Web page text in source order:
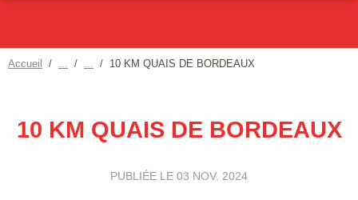
Accueil 10 KM QUAIS DE BORDEAUX
10 KM QUAIS DE BORDEAUX
PUBLIÉE LE 03 NOV. 2024